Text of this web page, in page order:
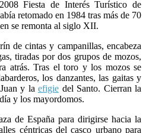
Fiesta de Interés Turístico de
retomado en 1984 tras más de 70
se remonta al siglo XII.
de cintas y campanillas, encabeza
tiradas por dos grupos de mozos,
atrás. Tras el toro y los mozos se
los danzantes, las gaitas y
y la efigie del Santo. Cierran la
y los mayordomos.
de España para dirigirse hacia la
céntricas del casco urbano para